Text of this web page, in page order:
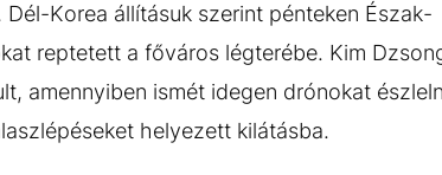
Korea állításuk szerint pénteken Észak-
reptetett a főváros légterébe. Kim
amennyiben ismét idegen drónokat
helyezett kilátásba.